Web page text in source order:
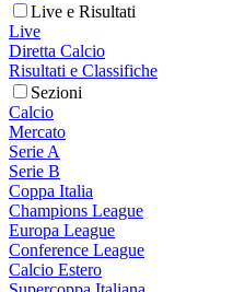
Live e Risultati
Live
Diretta Calcio
Risultati e Classifiche
Sezioni
Calcio
Mercato
Serie A
Serie B
Coppa Italia
Champions League
Europa League
Conference League
Calcio Estero